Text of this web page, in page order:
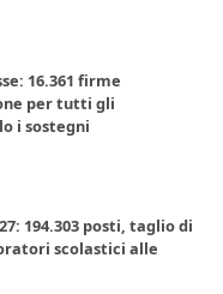
16.361 firme
per tutti gli
i sostegni
194.303 posti, taglio di
scolastici alle